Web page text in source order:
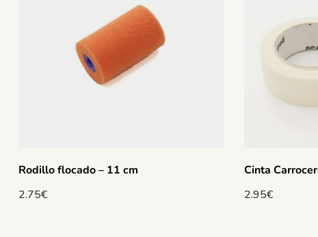
Rodillo flocado – 11 cm
2.75€
Cinta
2.95€